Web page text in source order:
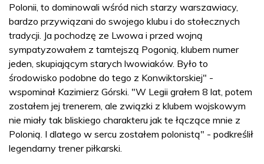
Polonii, to dominowali wśród nich starzy warszawiacy,
bardzo przywiązani do swojego klubu i do stołecznych
tradycji. Ja pochodzę ze Lwowa i przed wojną
sympatyzowałem z tamtejszą Pogonią, klubem numer
jeden, skupiającym starych lwowiaków. Było to
środowisko podobne do tego z Konwiktorskiej" -
wspominał Kazimierz Górski. "W Legii grałem 8 lat, potem
zostałem jej trenerem, ale związki z klubem wojskowym
nie miały tak bliskiego charakteru jak te łączące mnie z
Polonią. I dlatego w sercu zostałem polonistą" - podkreślił
legendarny trener piłkarski.